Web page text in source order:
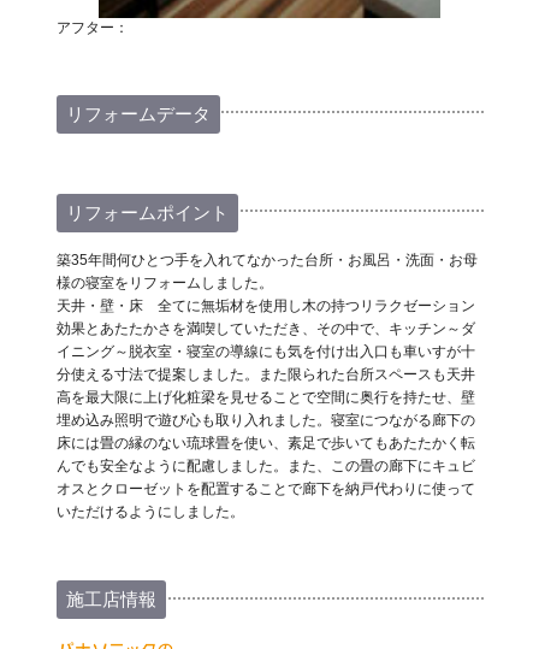
アフター：
リフォームデータ
リフォームポイント
築35年間何ひとつ手を入れてなかった台所・お風呂・洗面・お母
様の寝室をリフォームしました。
天井・壁・床 全てに無垢材を使用し木の持つリラクゼーション
効果とあたたかさを満喫していただき、その中で、キッチン～ダ
イニング～脱衣室・寝室の導線にも気を付け出入口も車いすが十
分使える寸法で提案しました。また限られた台所スペースも天井
高を最大限に上げ化粧梁を見せることで空間に奥行を持たせ、壁
埋め込み照明で遊び心も取り入れました。寝室につながる廊下の
床には畳の縁のない琉球畳を使い、素足で歩いてもあたたかく転
んでも安全なように配慮しました。また、この畳の廊下にキュビ
オスとクローゼットを配置することで廊下を納戸代わりに使って
いただけるようにしました。
施工店情報